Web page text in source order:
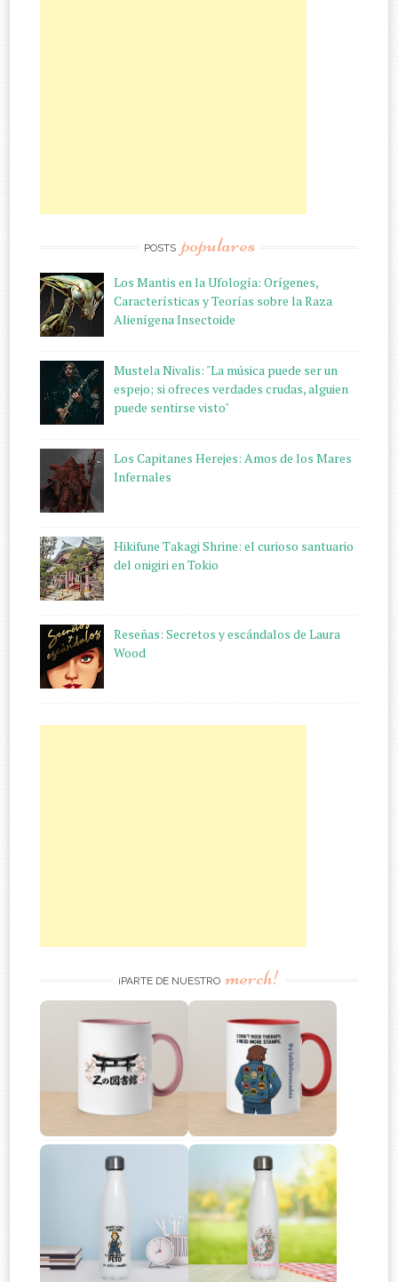
POSTS populares
Los Mantis en la Ufología: Orígenes,
Características y Teorías sobre la Raza
Alienígena Insectoide
Mustela Nivalis: "La música puede ser un
espejo; si ofreces verdades crudas, alguien
puede sentirse visto"
Los Capitanes Herejes: Amos de los Mares
Infernales
Hikifune Takagi Shrine: el curioso santuario
del onigiri en Tokio
Reseñas: Secretos y escándalos de Laura
Wood
¡PARTE DE NUESTRO merch!